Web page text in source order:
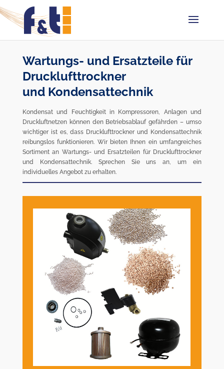
Wartungs- und Ersatzteile für
Drucklufttrockner
und Kondensattechnik
Kondensat und Feuchtigkeit in Kompressoren, Anlagen und
Druckluftnetzen können den Betriebsablauf gefährden – umso
wichtiger ist es, dass Drucklufttrockner und Kondensattechnik
reibungslos funktionieren. Wir bieten Ihnen ein umfangreiches
Sortiment an Wartungs- und Ersatzteilen für Drucklufttrockner
und Kondensattechnik. Sprechen Sie uns an, um ein
individuelles Angebot zu erhalten.